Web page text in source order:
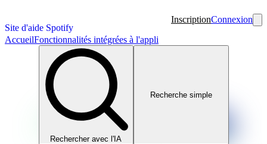
Site d'aide Spotify
InscriptionConnexion
AccueilFonctionnalités intégrées à l'appli
Rechercher avec l'IA
Recherche simple